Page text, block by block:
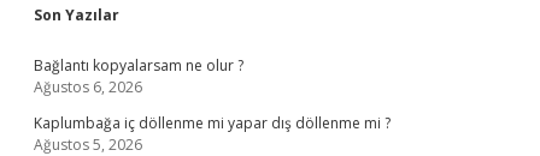
Sidebar
Son Yazılar
Bağlantı kopyalarsam ne olur ?
Ağustos 6, 2026
Kaplumbağa iç döllenme mi yapar dış döllenme mi ?
Ağustos 5, 2026